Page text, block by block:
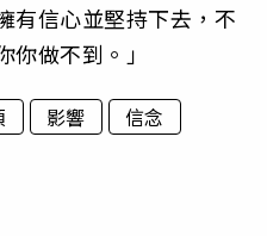
有信心並堅持下去，不
做不到。」
影響 信念